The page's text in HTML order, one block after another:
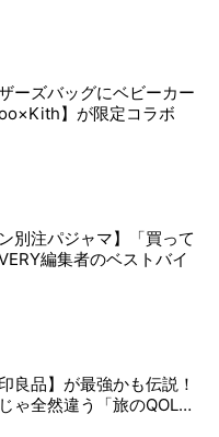
ーズバッグにベビーカー
】が限定コラボ
別注パジャマ】「買って
編集者のベストバイ
良品】が最強かも伝説！
ゃ全然違う「旅のQOL爆